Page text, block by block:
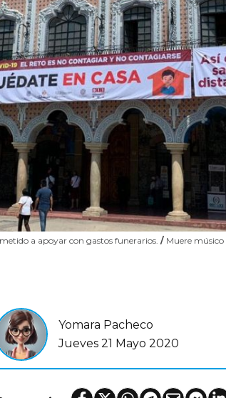
a apoyar con gastos funerarios. / Muere
Yomara Pacheco
Jueves 21 Mayo 2020